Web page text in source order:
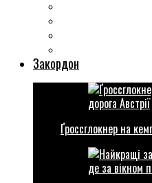
Закордон
Ґроссглокнер на